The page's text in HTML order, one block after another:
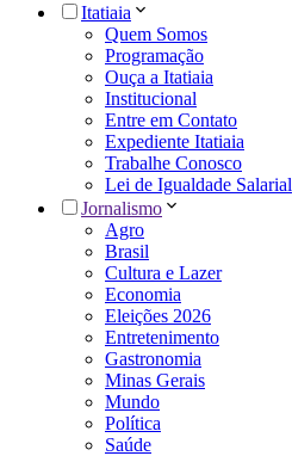
Itatiaia
Quem Somos
Programação
Ouça a Itatiaia
Institucional
Entre em Contato
Expediente Itatiaia
Trabalhe Conosco
Lei de Igualdade Salarial
Jornalismo
Agro
Brasil
Cultura e Lazer
Economia
Eleições 2026
Entretenimento
Gastronomia
Minas Gerais
Mundo
Política
Saúde